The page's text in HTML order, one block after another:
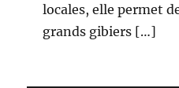
locales, elle permet
grands gibiers […]